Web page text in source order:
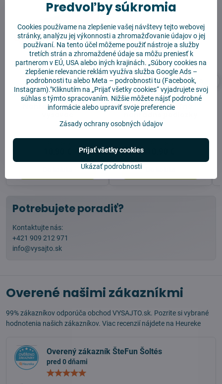
Hlavná kefa pre
Roborock Q10-
VF/VF+/V/V+/S5/S5+-
Náhradná kefa na
Mopovacie utierky pre
Roborock Q10-
VF/VF+/V/V+/S5/S5+ (2
ks)-Umývateľné
Potrebujete poradiť?
Kontaktujte nás:
+421 909 212 971
info@vysajto.sk
Overené našimi zákazníkmi
99% zákazníkov odporúča obchod VYSAJTO.sk. Pozrite si vybrané
hodnotenia našich zákazníkov. Viac recenzií nájdete na Heureke
Overený zákazník ŠteFun Šoltés
pred 0 dňami
Predvoľby súkromia
Cookies používame na zlepšenie vašej návštevy tejto webovej
stránky, analýzu jej výkonnosti a zhromažďovanie údajov o jej
používaní. Na tento účel môžeme použiť nástroje a služby
tretích strán a zhromaždené údaje sa môžu preniesť k
partnerom v EÚ, USA alebo iných krajinách. „Súbory cookies na
zlepšenie relevancie reklám využíva služba Google Ads –
podrobnosti tu alebo Meta – podrobnosti tu (Facebook,
Instagram)."Kliknutím na „Prijať všetky cookies“ vyjadrujete svoj
súhlas s týmto spracovaním. Nižšie môžete nájsť podrobné
informácie alebo upraviť svoje preferencie
Zásady ochrany osobných údajov
Ukázať podrobnosti
Prijať všetky cookies